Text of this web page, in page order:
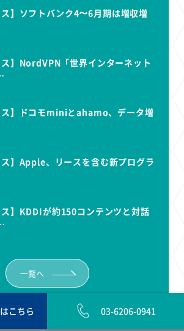
ス】ソフトバンク4〜6月期は増収増
ス】NordVPN「世界インターネット
ス】ドコモminiとahamo、データ増
ス】Apple、リースを含む新プログラ
ス】KDDIが約150コンテンツと対話
一覧へ
こちら 03-6206-0941